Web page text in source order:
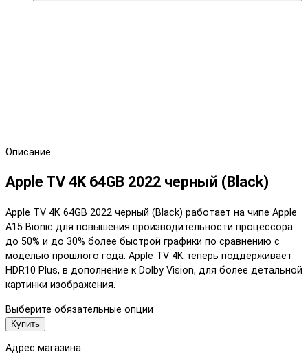
Описание
Apple TV 4K 64GB 2022 черный (Black)
Apple TV 4K 64GB 2022 черный (Black) работает на чипе Apple
A15 Bionic для повышения производительности процессора
до 50% и до 30% более быстрой графики по сравнению с
моделью прошлого года. Apple TV 4K теперь поддерживает
HDR10 Plus, в дополнение к Dolby Vision, для более детальной
картинки изображения.
Выберите обязательные опции
Купить
Адрес магазина